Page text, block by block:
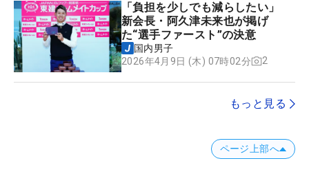
「負担を少しでも減らしたい」
新会長・阿久津未来也が掲げ
た“選手ファースト”の決意
国内男子
2026年4月9日 (木) 07時02分
2
もっと見る
ページ上部へ